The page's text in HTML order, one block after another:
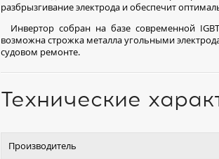
разбрызгивание электрода и обеспечит
Инвертор собран на базе современной
возможна строжка металла угольными
судовом ремонте.
Технические
Производитель